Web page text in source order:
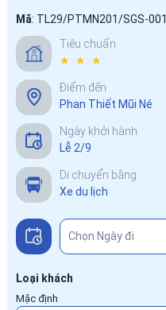
Mã: TL29/PTMN201/SGS-001
Tiêu chuẩn
★ ★ ★
Điểm đến
Phan Thiết Mũi Né
Ngày khởi hành
Lễ 2/9
Di chuyển bằng
Xe du lịch
Loại khách
Mặc định